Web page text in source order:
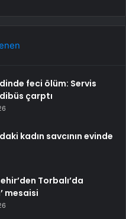
feci ölüm: Servis
çarptı
kadın savcının evinde
Torbalı’da
mesaisi